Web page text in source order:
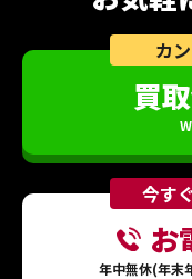
カ
買
今す
お
年中無休(年末